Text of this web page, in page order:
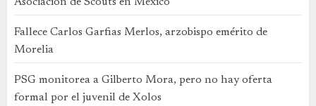
Fallece Carlos Garfias Merlos, arzobispo emérito de
Morelia
PSG monitorea a Gilberto Mora, pero no hay oferta
formal por el juvenil de Xolos